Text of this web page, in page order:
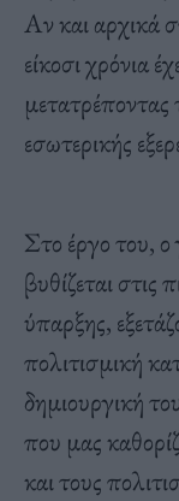
Αν και αρχικά
είκοσι χρόνια
εσωτερικής
Στο έργο του,
βυθίζεται στις
ύπαρξης,
πολιτισμική
δημιουργική
που μας
και τους